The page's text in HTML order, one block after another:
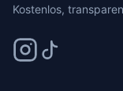
Kostenlos,